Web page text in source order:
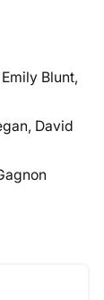
Blunt,
David